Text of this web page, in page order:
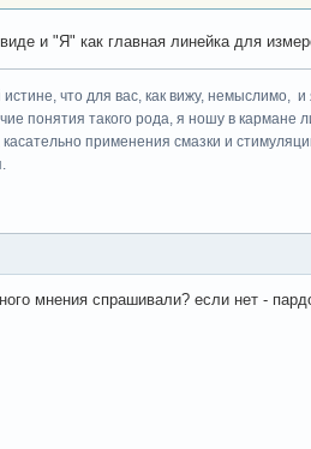
и "Я" как главная линейка для
что для вас, как вижу, немыслимо,
понятия такого рода, я ношу в
применения смазки и
мнения спрашивали? если нет -